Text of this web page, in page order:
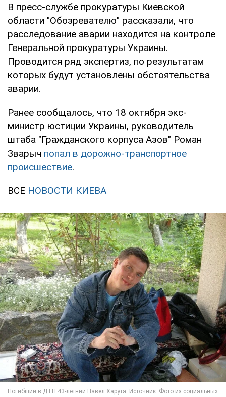
В пресс-службе прокуратуры Киевской
области "Обозревателю" рассказали, что
расследование аварии находится на контроле
Генеральной прокуратуры Украины.
Проводится ряд экспертиз, по результатам
которых будут установлены обстоятельства
аварии.
Ранее сообщалось, что 18 октября экс-
министр юстиции Украины, руководитель
штаба "Гражданского корпуса Азов" Роман
Зварыч попал в дорожно-транспортное
происшествие.
ВСЕ НОВОСТИ КИЕВА